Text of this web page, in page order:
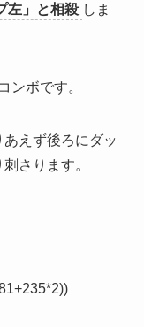
左」と相殺 しま
ンボです。
えず後ろにダッ
さります。